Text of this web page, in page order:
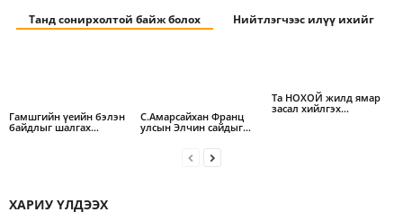
Танд сонирхолтой байж болох Нийтлэгчээс илүү ихийг
Гамшгийн үеийн бэлэн
байдлыг шалгах…
С.Амарсайхан Франц
улсын Элчин сайдыг…
Та НОХОЙ жилд ямар
засал хийлгэх…
ХАРИУ ҮЛДЭЭХ